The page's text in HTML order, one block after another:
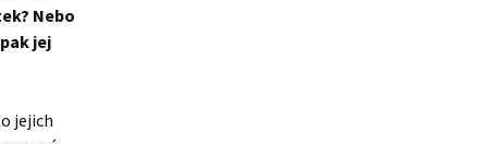
Nebo
jej
jejich